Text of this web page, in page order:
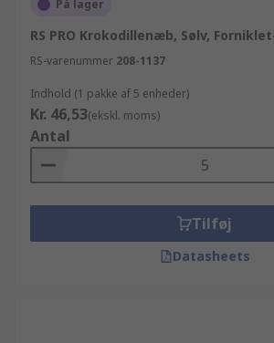
På lager
RS PRO Krokodillenæb, Sølv,
RS-varenummer 208-1137
Indhold (1 pakke af 5 enheder)
Kr. 46,53(ekskl. moms)
Antal
Tilføj
Datasheets